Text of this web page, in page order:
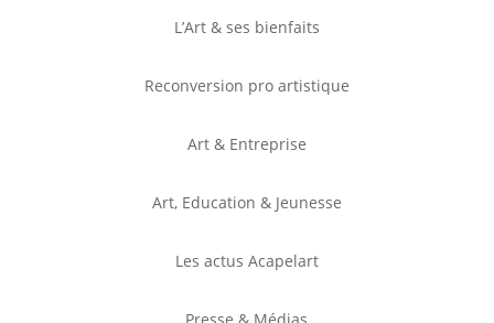
L’Art & ses bienfaits
Reconversion pro artistique
Art & Entreprise
Art, Education & Jeunesse
Les actus Acapelart